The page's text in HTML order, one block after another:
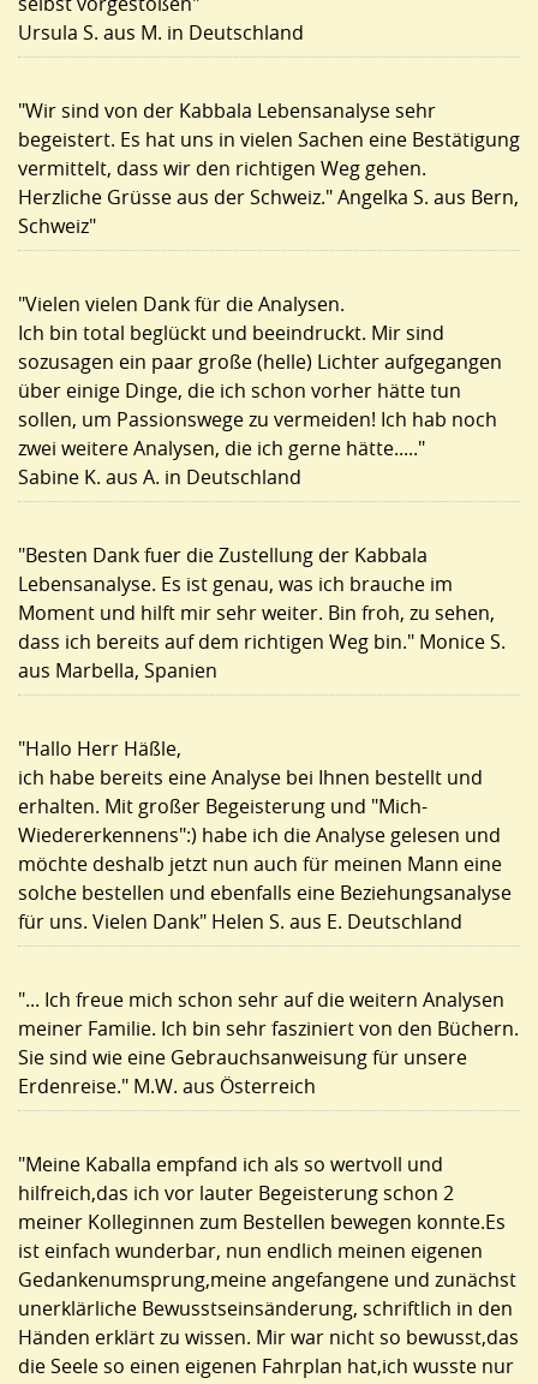
Ursula S. aus M. in Deutschland
"Wir sind von der Kabbala Lebensanalyse sehr
begeistert. Es hat uns in vielen Sachen eine Bestätigung
vermittelt, dass wir den richtigen Weg gehen.
Herzliche Grüsse aus der Schweiz." Angelka S. aus Bern,
Schweiz"
"Vielen vielen Dank für die Analysen.
Ich bin total beglückt und beeindruckt. Mir sind
sozusagen ein paar große (helle) Lichter aufgegangen
über einige Dinge, die ich schon vorher hätte tun
sollen, um Passionswege zu vermeiden! Ich hab noch
zwei weitere Analysen, die ich gerne hätte....."
Sabine K. aus A. in Deutschland
"Besten Dank fuer die Zustellung der Kabbala
Lebensanalyse. Es ist genau, was ich brauche im
Moment und hilft mir sehr weiter. Bin froh, zu sehen,
dass ich bereits auf dem richtigen Weg bin." Monice S.
aus Marbella, Spanien
"Hallo Herr Häßle,
ich habe bereits eine Analyse bei Ihnen bestellt und
erhalten. Mit großer Begeisterung und "Mich-
Wiedererkennens":) habe ich die Analyse gelesen und
möchte deshalb jetzt nun auch für meinen Mann eine
solche bestellen und ebenfalls eine Beziehungsanalyse
für uns. Vielen Dank" Helen S. aus E. Deutschland
"... Ich freue mich schon sehr auf die weitern Analysen
meiner Familie. Ich bin sehr fasziniert von den Büchern.
Sie sind wie eine Gebrauchsanweisung für unsere
Erdenreise." M.W. aus Österreich
"Meine Kaballa empfand ich als so wertvoll und
hilfreich,das ich vor lauter Begeisterung schon 2
meiner Kolleginnen zum Bestellen bewegen konnte.Es
ist einfach wunderbar, nun endlich meinen eigenen
Gedankenumsprung,meine angefangene und zunächst
unerklärliche Bewusstseinsänderung, schriftlich in den
Händen erklärt zu wissen. Mir war nicht so bewusst,das
die Seele so einen eigenen Fahrplan hat,ich wusste nur